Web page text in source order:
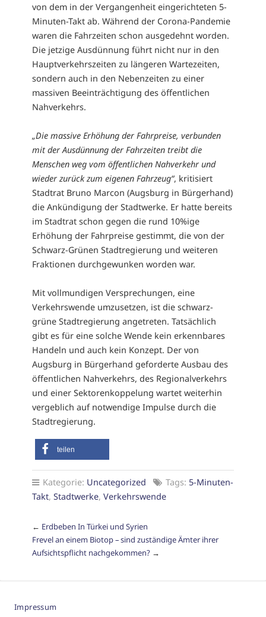
von dem in der Vergangenheit eingerichteten 5-
Minuten-Takt ab. Während der Corona-Pandemie
waren die Fahrzeiten schon ausgedehnt worden.
Die jetzige Ausdünnung führt nicht nur in den
Hauptverkehrszeiten zu längeren Wartezeiten,
sondern auch in den Nebenzeiten zu einer
massiven Beeinträchtigung des öffentlichen
Nahverkehrs.
„Die massive Erhöhung der Fahrpreise, verbunden
mit der Ausdünnung der Fahrzeiten treibt die
Menschen weg vom öffentlichen Nahverkehr und
wieder zurück zum eigenen Fahrzeug“, kritisiert
Stadtrat Bruno Marcon (Augsburg in Bürgerhand)
die Ankündigung der Stadtwerke. Er hatte bereits
im Stadtrat schon gegen die rund 10%ige
Erhöhung der Fahrpreise gestimmt, die von der
Schwarz-Grünen Stadtregierung und weiteren
Fraktionen durchgewunken worden war.
Mit vollmundigen Versprechungen, eine
Verkehrswende umzusetzen, ist die schwarz-
grüne Stadtregierung angetreten. Tatsächlich
gibt es für eine solche Wende kein erkennbares
Handeln und auch kein Konzept. Der von
Augsburg in Bürgerhand geforderte Ausbau des
öffentlichen Nahverkehrs, des Regionalverkehrs
und einer Sektorenkoppelung wartet weiterhin
vergeblich auf notwendige Impulse durch die
Stadtregierung.
teilen
Kategorie: Uncategorized Tags: 5-Minuten-
Takt, Stadtwerke, Verkehrswende
← Erdbeben In Türkei und Syrien
Frevel an einem Biotop – sind zuständige Ämter ihrer
Aufsichtspflicht nachgekommen?→
Impressum